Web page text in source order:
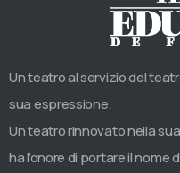
Un teatro al servizio del
sua espressione.
Un teatro rinnovato nella
ha l’onore di portare il